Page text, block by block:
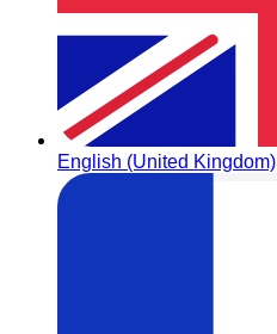
English (United Kingdom)